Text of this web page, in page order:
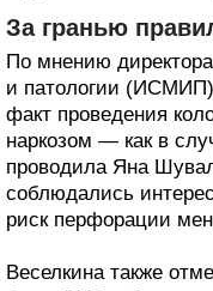
За гранью
По мнению
и патологии
факт проведения
наркозом — как в
проводила Яна
соблюдались
риск перфорации
Веселкина также